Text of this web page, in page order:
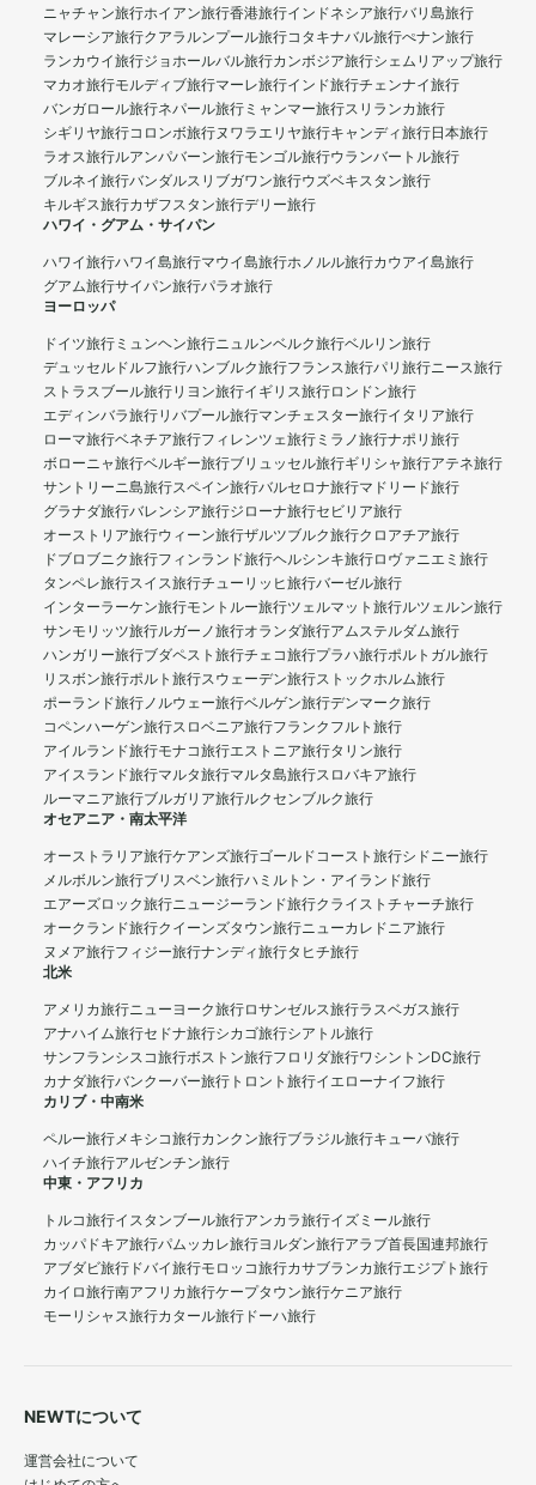
ニャチャン旅行ホイアン旅行香港旅行インドネシア旅行バリ島旅行
マレーシア旅行クアラルンプール旅行コタキナバル旅行ぺナン旅行
ランカウイ旅行ジョホールバル旅行カンボジア旅行シェムリアップ旅行
マカオ旅行モルディブ旅行マーレ旅行インド旅行チェンナイ旅行
バンガロール旅行ネパール旅行 ミャンマー旅行スリランカ旅行
シギリヤ旅行コロンボ旅行ヌワラエリヤ旅行キャンディ旅行日本旅行
ラオス旅行ルアンパバーン旅行モンゴル旅行ウランバートル旅行
ブルネイ旅行バンダルスリブガワン旅行ウズベキスタン旅行
キルギス旅行カザフスタン旅行デリー旅行
ハワイ・グアム・サイパン
ハワイ旅行ハワイ島旅行マウイ島旅行ホノルル旅行カウアイ島旅行
グアム旅行サイパン旅行パラオ旅行
ヨーロッパ
ドイツ旅行 ミュンヘン旅行ニュルンベルク旅行ベルリン旅行
デュッセルドルフ旅行ハンブルク旅行フランス旅行パリ旅行ニース旅行
ストラスブール旅行リヨン旅行イギリス旅行ロンドン旅行
エディンバラ旅行リバプール旅行マンチェスター旅行イタリア旅行
ローマ旅行ベネチア旅行フィレンツェ旅行 ミラノ旅行ナポリ旅行
ボローニャ旅行ベルギー旅行ブリュッセル旅行ギリシャ旅行アテネ旅行
サントリーニ島旅行スペイン旅行バルセロナ旅行マドリード旅行
グラナダ旅行バレンシア旅行ジローナ旅行セビリア旅行
オーストリア旅行ウィーン旅行ザルツブルク旅行クロアチア旅行
ドブロブニク旅行フィンランド旅行ヘルシンキ旅行ロヴァニエミ旅行
タンペレ旅行スイス旅行チューリッヒ旅行バーゼル旅行
インターラーケン旅行モントルー旅行ツェルマット旅行ルツェルン旅行
サンモリッツ旅行ルガーノ旅行オランダ旅行アムステルダム旅行
ハンガリー旅行ブダペスト旅行チェコ旅行プラハ旅行ポルトガル旅行
リスボン旅行ポルト旅行スウェーデン旅行ストックホルム旅行
ポーランド旅行ノルウェー旅行ベルゲン旅行デンマーク旅行
コペンハーゲン旅行スロベニア旅行フランクフルト旅行
アイルランド旅行モナコ旅行エストニア旅行タリン旅行
アイスランド旅行マルタ旅行マルタ島旅行スロバキア旅行
ルーマニア旅行ブルガリア旅行ルクセンブルク旅行
オセアニア・南太平洋
オーストラリア旅行ケアンズ旅行ゴールドコースト旅行シドニー旅行
メルボルン旅行ブリスベン旅行ハミルトン・アイランド旅行
エアーズロック旅行ニュージーランド旅行クライストチャーチ旅行
オークランド旅行クイーンズタウン旅行ニューカレドニア旅行
ヌメア旅行フィジー旅行ナンディ旅行タヒチ旅行
北米
アメリカ旅行ニューヨーク旅行ロサンゼルス旅行ラスベガス旅行
アナハイム旅行セドナ旅行シカゴ旅行シアトル旅行
サンフランシスコ旅行ボストン旅行フロリダ旅行ワシントンDC旅行
カナダ旅行バンクーバー旅行 トロント旅行イエローナイフ旅行
カリブ・中南米
ペルー旅行メキシコ旅行カンクン旅行ブラジル旅行キューバ旅行
ハイチ旅行アルゼンチン旅行
中東・アフリカ
トルコ旅行イスタンブール旅行アンカラ旅行イズミール旅行
カッパドキア旅行パムッカレ旅行ヨルダン旅行アラブ首長国連邦旅行
アブダビ旅行 ドバイ旅行モロッコ旅行カサブランカ旅行エジプト旅行
カイロ旅行南アフリカ旅行ケープタウン旅行ケニア旅行
モーリシャス旅行カタール旅行 ドーハ旅行
NEWTについて
運営会社について